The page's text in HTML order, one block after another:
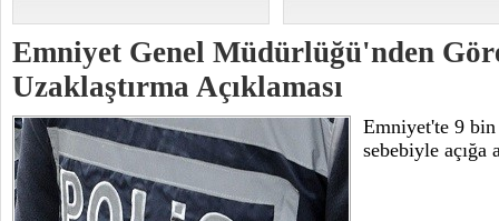
Emniyet Genel Müdürlüğü'nden
Uzaklaştırma Açıklaması
Emniyet'te 9 bin
sebebiyle açığa